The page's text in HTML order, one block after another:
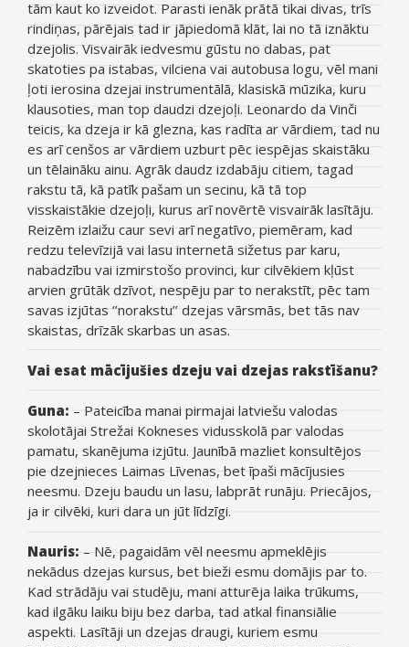
tām kaut ko izveidot. Parasti ienāk prātā tikai divas, trīs
rindiņas, pārējais tad ir jāpiedomā klāt, lai no tā iznāktu
dzejolis. Visvairāk iedvesmu gūstu no dabas, pat
skatoties pa istabas, vilciena vai autobusa logu, vēl mani
ļoti ierosina dzejai instrumentālā, klasiskā mūzika, kuru
klausoties, man top daudzi dzejoļi. Leonardo da Vinči
teicis, ka dzeja ir kā glezna, kas radīta ar vārdiem, tad nu
es arī cenšos ar vārdiem uzburt pēc iespējas skaistāku
un tēlaināku ainu. Agrāk daudz izdabāju citiem, tagad
rakstu tā, kā patīk pašam un secinu, kā tā top
visskaistākie dzejoļi, kurus arī novērtē visvairāk lasītāju.
Reizēm izlaižu caur sevi arī negatīvo, piemēram, kad
redzu televīzijā vai lasu internetā sižetus par karu,
nabadzību vai izmirstošo provinci, kur cilvēkiem kļūst
arvien grūtāk dzīvot, nespēju par to nerakstīt, pēc tam
savas izjūtas ‘’norakstu’’ dzejas vārsmās, bet tās nav
skaistas, drīzāk skarbas un asas.
Vai esat mācījušies dzeju vai dzejas rakstīšanu?
Guna: – Pateicība manai pirmajai latviešu valodas
skolotājai Strežai Kokneses vidusskolā par valodas
pamatu, skanējuma izjūtu. Jaunībā mazliet konsultējos
pie dzejnieces Laimas Līvenas, bet īpaši mācījusies
neesmu. Dzeju baudu un lasu, labprāt runāju. Priecājos,
ja ir cilvēki, kuri dara un jūt līdzīgi.
Nauris: – Nē, pagaidām vēl neesmu apmeklējis
nekādus dzejas kursus, bet bieži esmu domājis par to.
Kad strādāju vai studēju, mani atturēja laika trūkums,
kad ilgāku laiku biju bez darba, tad atkal finansiālie
aspekti. Lasītāji un dzejas draugi, kuriem esmu